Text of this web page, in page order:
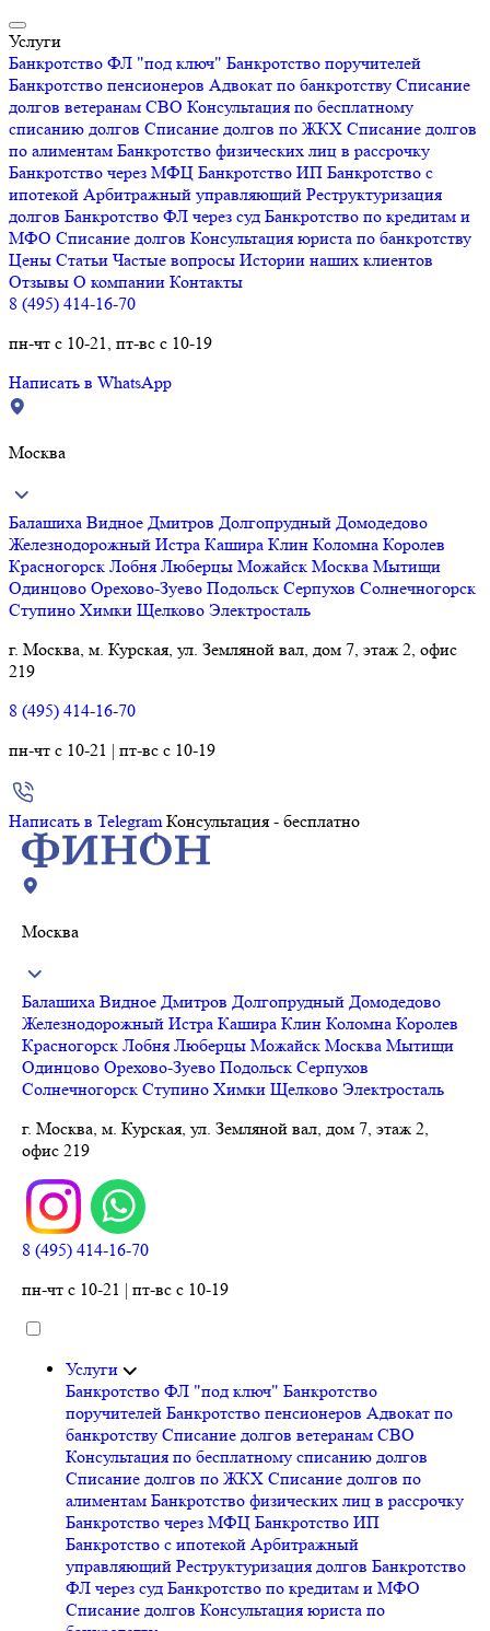
Услуги
Банкротство ФЛ "под ключ" Банкротство поручителей
Банкротство пенсионеров Адвокат по банкротству Списание
долгов ветеранам СВО Консультация по бесплатному
списанию долгов Списание долгов по ЖКХ Списание долгов
по алиментам Банкротство физических лиц в рассрочку
Банкротство через МФЦ Банкротство ИП Банкротство с
ипотекой Арбитражный управляющий Реструктуризация
долгов Банкротство ФЛ через суд Банкротство по кредитам и
МФО Списание долгов Консультация юриста по банкротству
Цены Статьи Частые вопросы Истории наших клиентов
Отзывы О компании Контакты
8 (495) 414-16-70
пн-чт с 10-21, пт-вс с 10-19
Написать в WhatsApp
Москва
Балашиха Видное Дмитров Долгопрудный Домодедово
Железнодорожный Истра Кашира Клин Коломна Королев
Красногорск Лобня Люберцы Можайск Москва Мытищи
Одинцово Орехово-Зуево Подольск Серпухов Солнечногорск
Ступино Химки Щелково Электросталь
г. Москва, м. Курская, ул. Земляной вал, дом 7, этаж 2, офис
219
8 (495) 414-16-70
пн-чт с 10-21 | пт-вс с 10-19
Написать в Telegram Консультация - бесплатно
Москва
Балашиха Видное Дмитров Долгопрудный Домодедово
Железнодорожный Истра Кашира Клин Коломна Королев
Красногорск Лобня Люберцы Можайск Москва Мытищи
Одинцово Орехово-Зуево Подольск Серпухов
Солнечногорск Ступино Химки Щелково Электросталь
г. Москва, м. Курская, ул. Земляной вал, дом 7, этаж 2,
офис 219
8 (495) 414-16-70
пн-чт с 10-21 | пт-вс с 10-19
Услуги
Банкротство ФЛ "под ключ" Банкротство
поручителей Банкротство пенсионеров Адвокат по
банкротству Списание долгов ветеранам СВО
Консультация по бесплатному списанию долгов
Списание долгов по ЖКХ Списание долгов по
алиментам Банкротство физических лиц в рассрочку
Банкротство через МФЦ Банкротство ИП
Банкротство с ипотекой Арбитражный
управляющий Реструктуризация долгов Банкротство
ФЛ через суд Банкротство по кредитам и МФО
Списание долгов Консультация юриста по